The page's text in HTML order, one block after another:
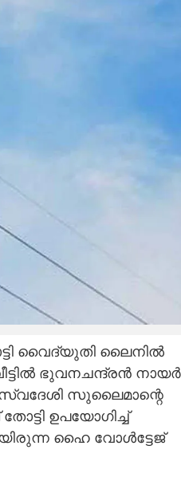
വൈദ്യുതി ലൈനിൽ
ഭുവനചന്ദ്രൻ നായർ
സ്വദേശി സുലൈമാന്റെ
ഉപയോഗിച്ച്
ഹൈ വോൾട്ടേജ്